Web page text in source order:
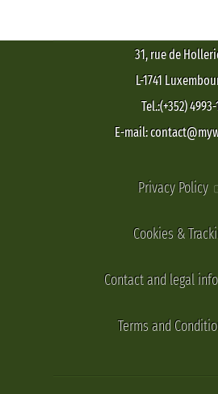
31, rue de
L-1741
Tel.:(+352) 4993-
E-mail:
Privacy Policy
Cookies &
Contact and legal
Terms and